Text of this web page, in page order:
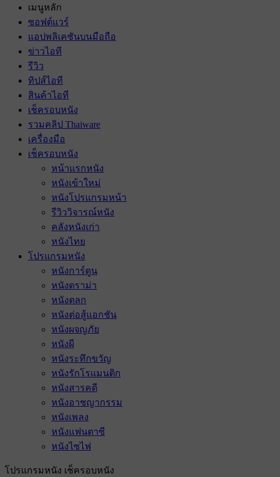
เมนูหลัก
ซอฟต์แวร์
แอปพลิเคชันบนมือถือ
ข่าวไอที
รีวิว
ทิปส์ไอที
สินค้าไอที
เช็ครอบหนัง
รวมคลิป Thaiware
เครื่องมือ
เช็ครอบหนัง
หน้าแรกหนัง
หนังเข้าใหม่
หนังโปรแกรมหน้า
รีวิววิจารณ์หนัง
คลังหนังเก่า
หนังไทย
โปรแกรมหนัง
หนังการ์ตูน
หนังดราม่า
หนังตลก
หนังต่อสู้แอกชัน
หนังผจญภัย
หนังผี
หนังระทึกขวัญ
หนังรักโรแมนติก
หนังสารคดี
หนังอาชญากรรม
หนังเพลง
หนังแฟนตาซี
หนังไซไฟ
โปรแกรมหนัง เช็ครอบหนัง